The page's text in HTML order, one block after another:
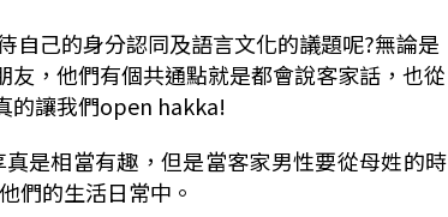
自己的身分認同及語言文化的議題呢?無論是
，他們有個共通點就是都會說客家話，也從
的讓我們open hakka!
是相當有趣，但是當客家男性要從母姓的時
們的生活日常中。